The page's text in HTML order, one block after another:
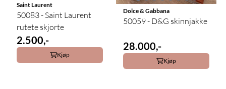
Saint Laurent
50083 - Saint Laurent
rutete skjorte
2.500,-
Kjøp
Dolce & Gabbana
50059 - D&G skinnjakke
28.000,-
Kjøp